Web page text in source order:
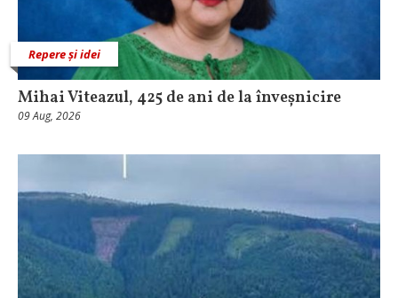
Repere și idei
Mihai Viteazul, 425 de ani de la înveșnicire
09 Aug, 2026